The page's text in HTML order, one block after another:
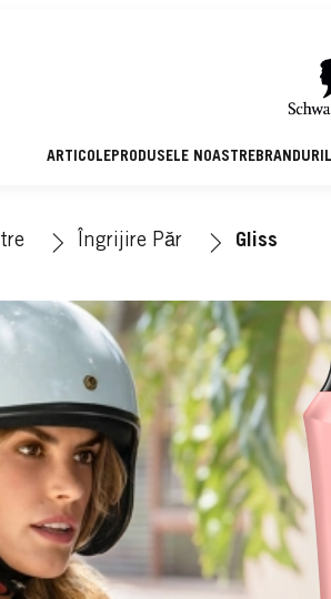
ARTICOLEPRODUSELE NOASTRE
Îngrijire Păr Gliss